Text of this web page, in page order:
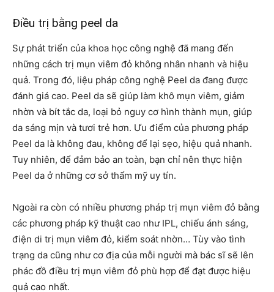
Điều trị bằng peel da
Sự phát triển của khoa học công nghệ đã mang đến
những cách trị mụn viêm đỏ không nhân nhanh và hiệu
quả. Trong đó, liệu pháp công nghệ Peel da đang được
đánh giá cao. Peel da sẽ giúp làm khô mụn viêm, giảm
nhờn và bít tắc da, loại bỏ nguy cơ hình thành mụn, giúp
da sáng mịn và tươi trẻ hơn. Ưu điểm của phương pháp
Peel da là không đau, không để lại sẹo, hiệu quả nhanh.
Tuy nhiên, để đảm bảo an toàn, bạn chỉ nên thực hiện
Peel da ở những cơ sở thẩm mỹ uy tín.
Ngoài ra còn có nhiều phương pháp trị mụn viêm đỏ bằng
các phương pháp kỹ thuật cao như IPL, chiếu ánh sáng,
điện di trị mụn viêm đỏ, kiểm soát nhờn… Tùy vào tình
trạng da cũng như cơ địa của mỗi người mà bác sĩ sẽ lên
phác đồ điều trị mụn viêm đỏ phù hợp để đạt được hiệu
quả cao nhất.